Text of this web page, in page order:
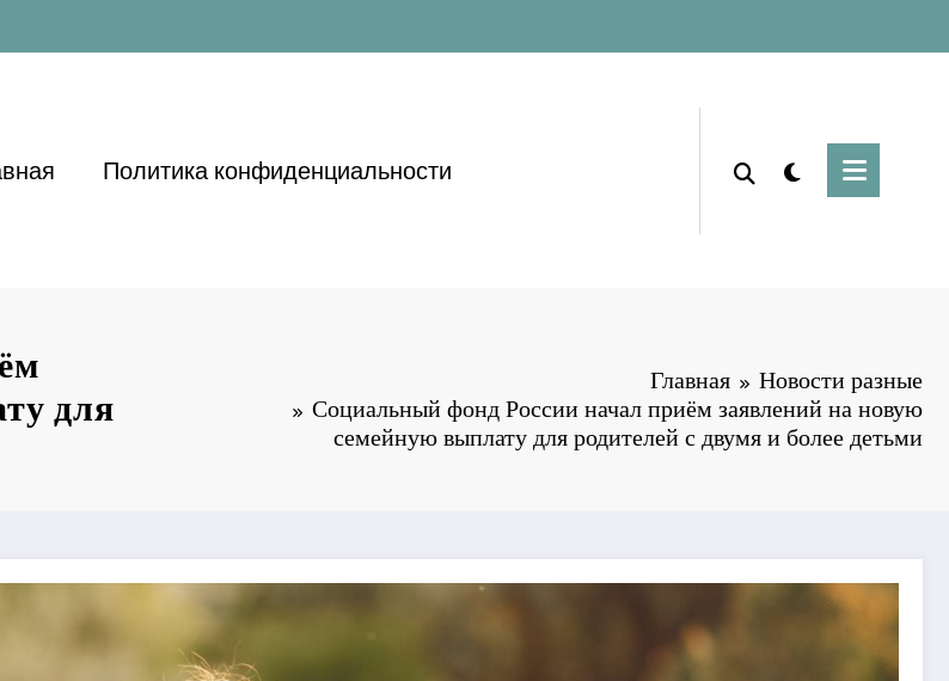
Политика конфиденциальности
для
Главная
Новости разные
Социальный фонд России начал приём заявлений на новую
семейную выплату для родителей с двумя и более детьми